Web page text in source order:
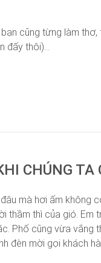
cũng từng làm
đấy thôi)...
CHÚNG TA
mà hơi ấm không
thầm thì của gió. Em
Phố cũng vừa vắng
đèn mời gọi khách